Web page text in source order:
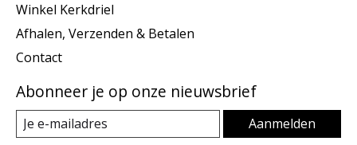
Winkel Kerkdriel
Afhalen, Verzenden & Betalen
Contact
Abonneer je op onze nieuwsbrief
Aanmelden